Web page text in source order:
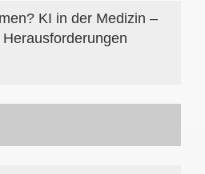
KI in der Medizin –